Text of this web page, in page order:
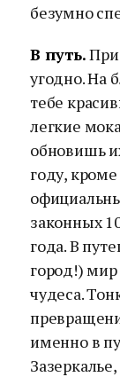
безумно
В путь.При
угодно. На
тебе
легкие
обновишь
году,
законных
года. В
город!)
чудеса.
именно в